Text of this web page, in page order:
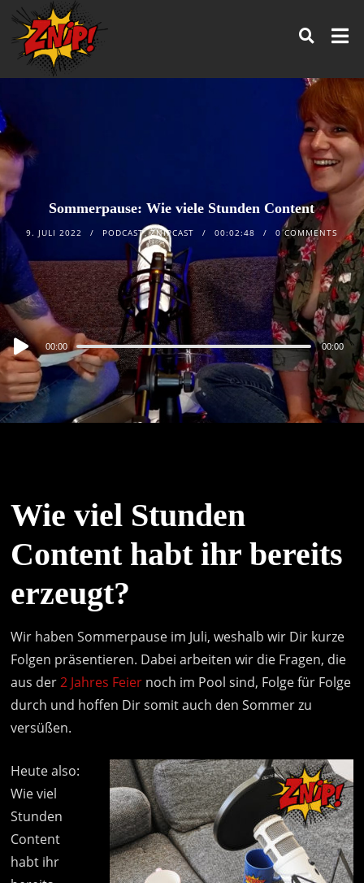
Sommerpause: Wie viele Stunden Content
9. JULI 2022 PODCAST,ZNIPCAST 00:02:48 0 COMMENTS
Audio
Player
00:00 00:00
Wie viel Stunden
Content habt ihr bereits
erzeugt?
Wir haben Sommerpause im Juli, weshalb wir Dir kurze
Folgen präsentieren. Dabei arbeiten wir die Fragen, die
aus der2 Jahres Feier noch im Pool sind, Folge für Folge
durch und hoffen Dir somit auch den Sommer zu
versüßen.
Heute also:
Wie viel
Stunden
Content
habt ihr